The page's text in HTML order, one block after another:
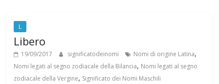
L
Libero
19/09/2017 significatodeinomi Nomi di origine Latina,
Nomi legati al segno zodiacale della Bilancia, Nomi legati al segno
zodiacale della Vergine, Significato dei Nomi Maschili